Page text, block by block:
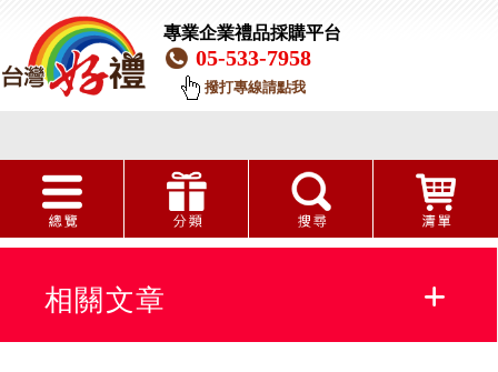
專業企業禮品採購平台
05-533-7958
撥打專線請點我
相關文章